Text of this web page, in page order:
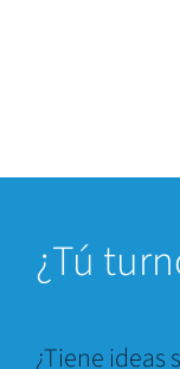
¿Tú
¿Tiene